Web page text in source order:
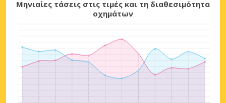
Αποκτήστε πρόσβαση σε αποκλειστικές
προσφορές συνεργατών
Σύνδεση με eLink
Μηνιαίες τάσεις στις τιμές και τη διαθεσιμότητα
οχημάτων